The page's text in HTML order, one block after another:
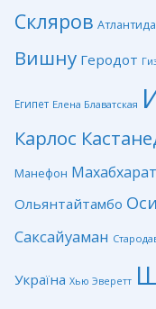
Скляров Атлантида
Вишну Геродот
Египет Елена Блаватская
Карлос
Манефон
Ольянтайтамбо
Саксайуаман
Україна Хью Эверетт